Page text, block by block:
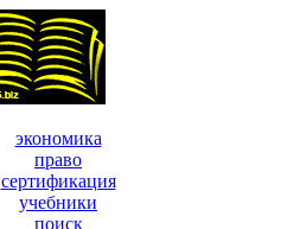
экономика
право
сертификация
учебники
поиск